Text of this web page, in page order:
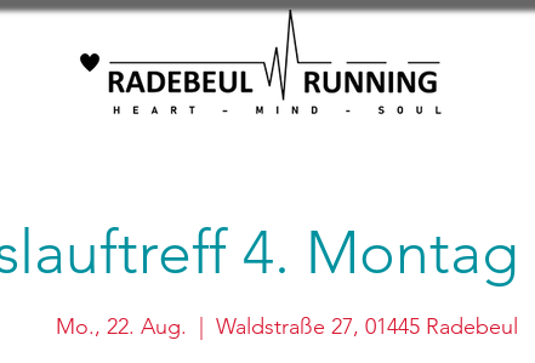
4.
Mo., 22. Aug. Waldstraße 27, 01445 Radebeul